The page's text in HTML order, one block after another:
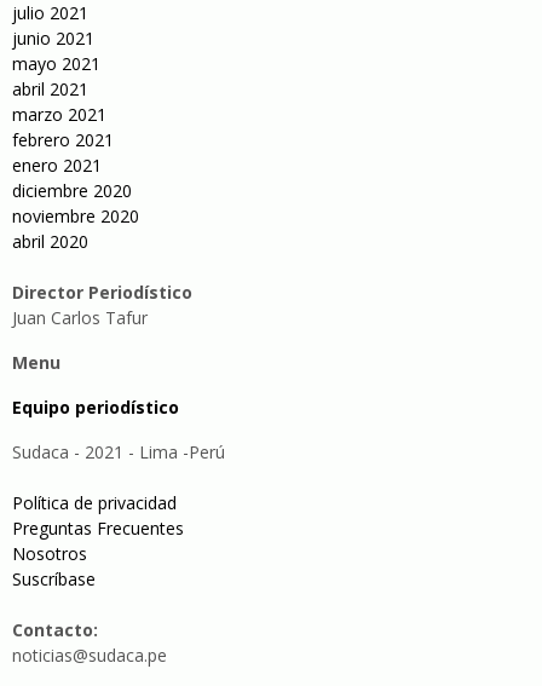
julio 2021
junio 2021
mayo 2021
abril 2021
marzo 2021
febrero 2021
enero 2021
diciembre 2020
noviembre 2020
abril 2020
Director Periodístico
Juan Carlos Tafur
Menu
Equipo periodístico
Sudaca - 2021 - Lima -Perú
Política de privacidad
Preguntas Frecuentes
Nosotros
Suscríbase
Contacto:
noticias@sudaca.pe